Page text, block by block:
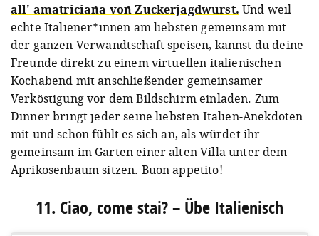
all' amatriciana von Zuckerjagdwurst. Und weil
echte Italiener*innen am liebsten gemeinsam mit
der ganzen Verwandtschaft speisen, kannst du deine
Freunde direkt zu einem virtuellen italienischen
Kochabend mit anschließender gemeinsamer
Verköstigung vor dem Bildschirm einladen. Zum
Dinner bringt jeder seine liebsten Italien-Anekdoten
mit und schon fühlt es sich an, als würdet ihr
gemeinsam im Garten einer alten Villa unter dem
Aprikosenbaum sitzen. Buon appetito!
11. Ciao, come stai? – Übe Italienisch